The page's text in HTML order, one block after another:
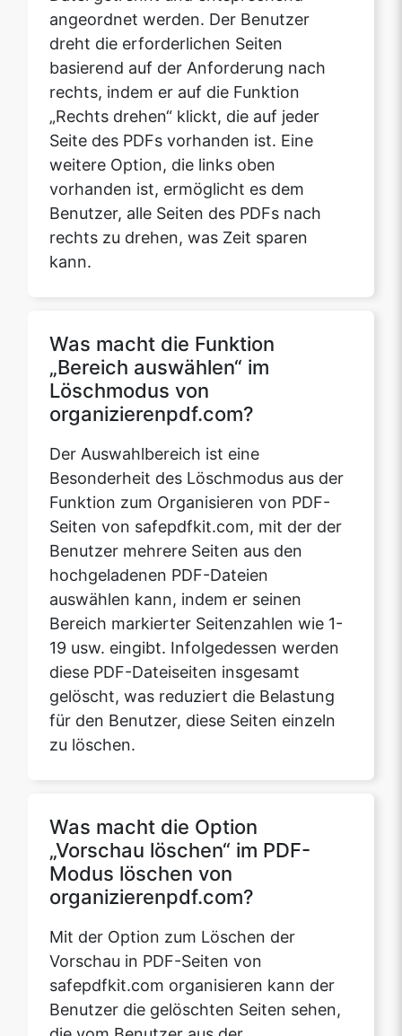
rechts, indem er auf die Funktion
„Rechts drehen“ klickt, die auf jeder
Seite des PDFs vorhanden ist. Eine
weitere Option, die links oben
vorhanden ist, ermöglicht es dem
Benutzer, alle Seiten des PDFs nach
rechts zu drehen, was Zeit sparen
kann.
Was macht die Funktion
organizierenpdf.com?
Der Auswahlbereich ist eine
Besonderheit des Löschmodus aus der
Funktion zum Organisieren von PDF-
Seiten von safepdfkit.com, mit der der
Benutzer mehrere Seiten aus den
hochgeladenen PDF-Dateien
auswählen kann, indem er seinen
Bereich markierter Seitenzahlen wie 1-
19 usw. eingibt. Infolgedessen werden
diese PDF-Dateiseiten insgesamt
gelöscht, was reduziert die Belastung
für den Benutzer, diese Seiten einzeln
zu löschen.
Was macht die Option
organizierenpdf.com?
Mit der Option zum Löschen der
Vorschau in PDF-Seiten von
safepdfkit.com organisieren kann der
Benutzer die gelöschten Seiten sehen,
die vom Benutzer aus der
hochgeladenen PDF-Datei gelöscht
wurden. Die Vorschauoption dient nur
dazu, zu überprüfen, ob die gelöschten